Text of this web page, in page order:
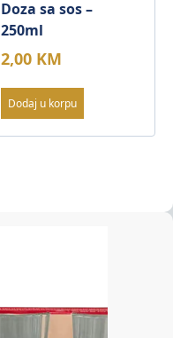
Doza sa sos –
250ml
2,00 KM
Dodaj u korpu